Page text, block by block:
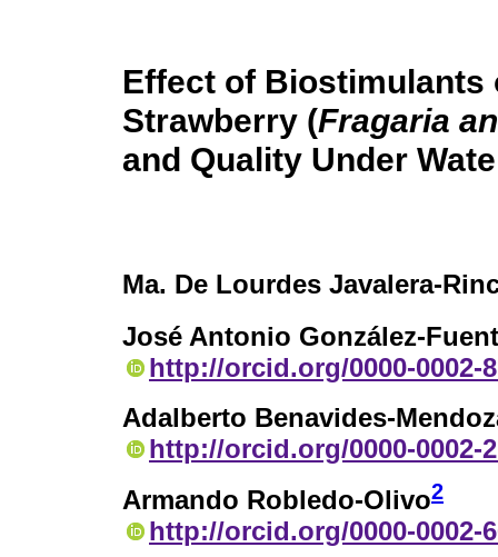
Effect of Biostimulants
Strawberry (Fragaria
and Quality Under
Ma. De Lourdes Javalera-
José Antonio González-
http://orcid.org/0000-0002-
Adalberto Benavides-
http://orcid.org/0000-0002-
Armando Robledo-Olivo2
http://orcid.org/0000-0002-